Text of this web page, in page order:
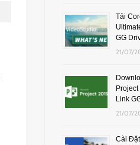
Tải
GG
21/07/
Link
21/07/
Cài